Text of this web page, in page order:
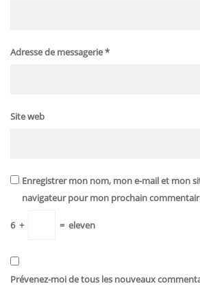
Adresse de messagerie*
Site web
Enregistrer mon nom, mon e-mail et mon
navigateur pour mon prochain
6 + = eleven
Prévenez-moi de tous les nouveaux